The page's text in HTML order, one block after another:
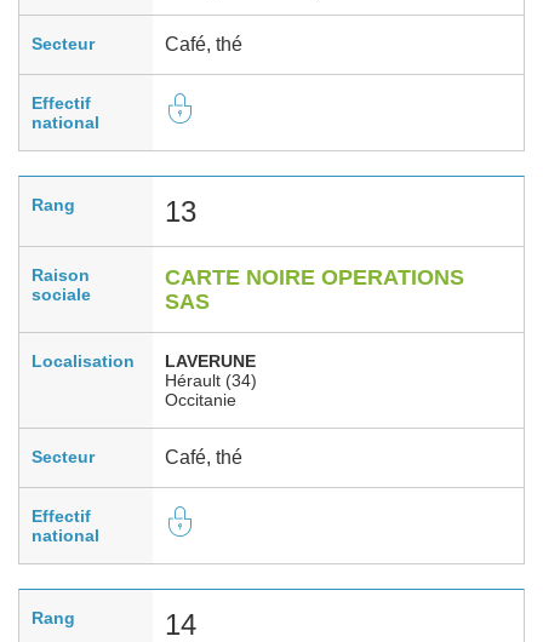
Secteur Café, thé
Effectif
national
Rang 13
Raison
sociale
CARTE NOIRE OPERATIONS
SAS
Localisation
LAVERUNE
Hérault (34)
Occitanie
Secteur Café, thé
Effectif
national
Rang 14